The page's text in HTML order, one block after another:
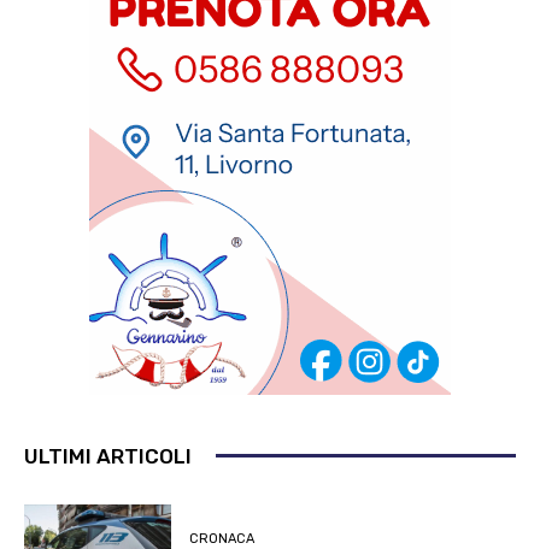
ULTIMI ARTICOLI
CRONACA